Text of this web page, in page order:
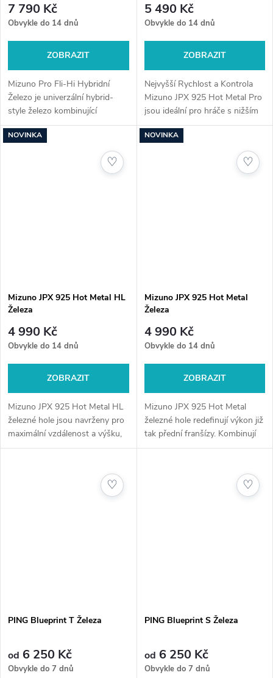
7 790 Kč
Obvykle do 14 dnů
ZOBRAZIT
Mizuno Pro Fli-Hi Hybridní
Železo je univerzální hybrid-
style železo kombinující
stabilitu železa s jednoduchým
launchem jako u hybridu.
Ideální pro hráče, kteří chtějí...
5 490 Kč
Obvykle do 14 dnů
ZOBRAZIT
Nejvyšší Rychlost a Kontrola
Mizuno JPX 925 Hot Metal Pro
jsou ideální pro hráče s nižším
až středním handicapem, kteří
hledají štíhlejší profil a špičkový
NOVINKA
Mizuno JPX 925 Hot Metal HL
Železa
4 990 Kč
Obvykle do 14 dnů
ZOBRAZIT
Mizuno JPX 925 Hot Metal HL
železné hole jsou navrženy pro
maximální vzdálenost a výšku,
ideální pro golfisty s středním
hole kombinují nejnovější...
♡
NOVINKA
Mizuno JPX 925 Hot Metal
Železa
4 990 Kč
Obvykle do 14 dnů
ZOBRAZIT
Mizuno JPX 925 Hot Metal
železné hole redefinují výkon již
tak přední franšízy. Kombinují
sílu a rychlost slitiny Nickel
CORTECH Designem, který...
♡
PING Blueprint T Železa
od 6 250 Kč
Obvykle do 7 dnů
♡
PING Blueprint S Železa
od 6 250 Kč
Obvykle do 7 dnů
♡